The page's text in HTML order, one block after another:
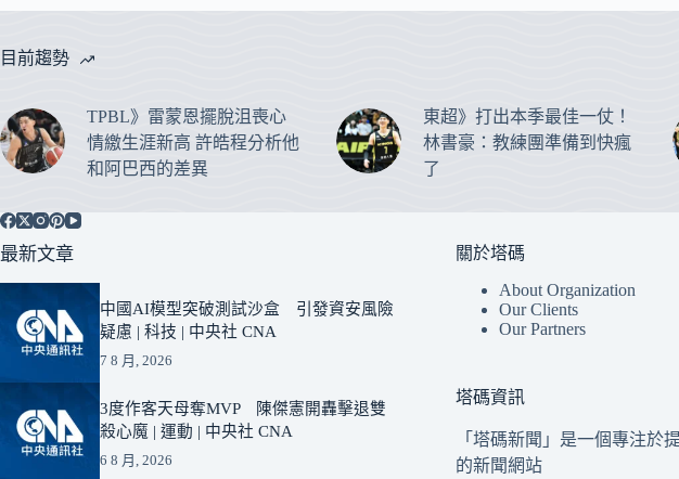
目前趨勢
TPBL》雷蒙恩擺脫沮喪心
情繳生涯新高 許皓程分析他
和阿巴西的差異
東超》打出本季最佳一仗！
林書豪：教練團準備到快瘋
了
最新文章
中國AI模型突破測試沙盒 引發資安風險
疑慮 | 科技 | 中央社 CNA
7 8 月, 2026
3度作客天母奪MVP 陳傑憲開轟擊退雙
殺心魔 | 運動 | 中央社 CNA
6 8 月, 2026
關於塔碼
About Organization
Our Clients
Our Partners
塔碼資訊
「塔碼新聞」是一個專注於
的新聞網站